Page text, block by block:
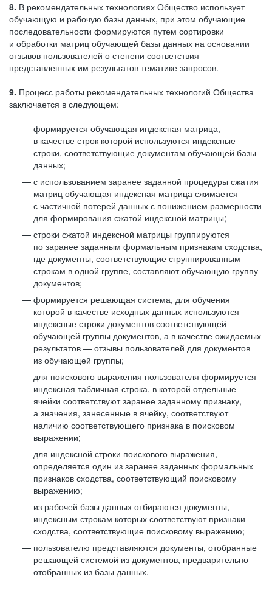
8. В рекомендательных технологиях Общество использует
обучающую и рабочую базы данных, при этом обучающие
последовательности формируются путем сортировки
и обработки матриц обучающей базы данных на основании
отзывов пользователей о степени соответствия
представленных им результатов тематике запросов.
9. Процесс работы рекомендательных технологий Общества
заключается в следующем:
формируется обучающая индексная матрица,
в качестве строк которой используются индексные
строки, соответствующие документам обучающей базы
данных;
с использованием заранее заданной процедуры сжатия
матриц обучающая индексная матрица сжимается
с частичной потерей данных с понижением размерности
для формирования сжатой индексной матрицы;
строки сжатой индексной матрицы группируются
по заранее заданным формальным признакам сходства,
где документы, соответствующие сгруппированным
строкам в одной группе, составляют обучающую группу
документов;
формируется решающая система, для обучения
которой в качестве исходных данных используются
индексные строки документов соответствующей
обучающей группы документов, а в качестве ожидаемых
результатов — отзывы пользователей для документов
из обучающей группы;
для поискового выражения пользователя формируется
индексная табличная строка, в которой отдельные
ячейки соответствуют заранее заданному признаку,
а значения, занесенные в ячейку, соответствуют
наличию соответствующего признака в поисковом
выражении;
для индексной строки поискового выражения,
определяется один из заранее заданных формальных
признаков сходства, соответствующий поисковому
выражению;
из рабочей базы данных отбираются документы,
индексным строкам которых соответствуют признаки
сходства, соответствующие поисковому выражению;
пользователю представляются документы, отобранные
решающей системой из документов, предварительно
отобранных из базы данных.